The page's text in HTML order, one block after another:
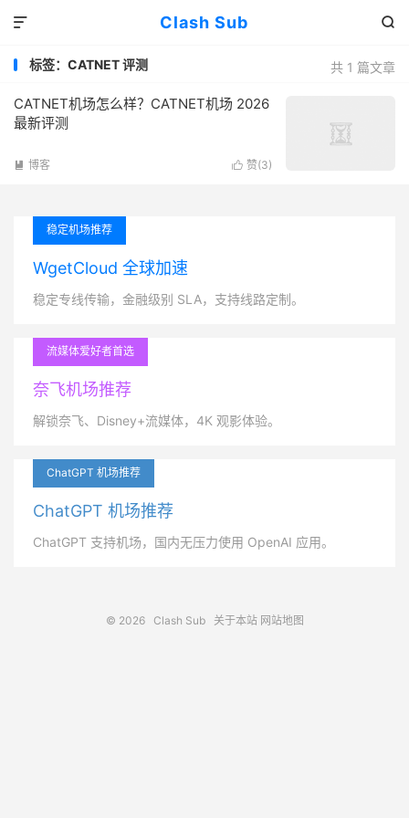
Clash Sub 

共 1 篇文章
标签：CATNET 评测
CATNET机场怎么样？CATNET机场 2026
最新评测
 赞(3)
 博客
稳定机场推荐
WgetCloud 全球加速
稳定专线传输，金融级别 SLA，支持线路定制。
流媒体爱好者首选
奈飞机场推荐
解锁奈飞、Disney+流媒体，4K 观影体验。
ChatGPT 机场推荐
ChatGPT 机场推荐
ChatGPT 支持机场，国内无压力使用 OpenAI 应用。
© 2026 Clash Sub 关于本站 网站地图